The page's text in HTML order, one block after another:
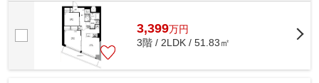
の中古マンションです。大きな荷物も...
3,399万円
3階 / 2LDK / 51.83㎡